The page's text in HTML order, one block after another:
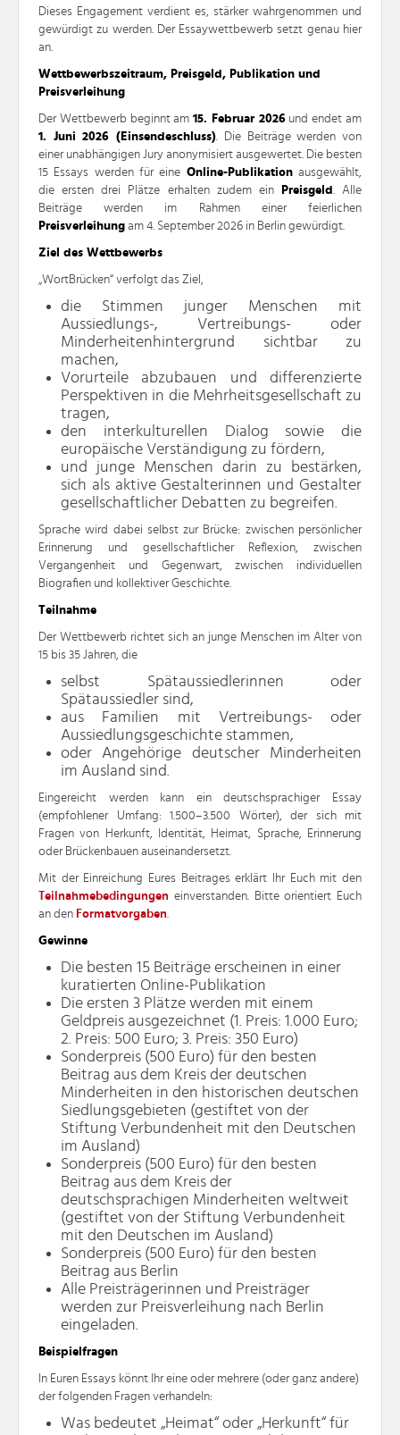
Dieses Engagement verdient es, stärker wahrgenommen und
gewürdigt zu werden. Der Essaywettbewerb setzt genau hier
an.
Wettbewerbszeitraum, Preisgeld, Publikation und
Preisverleihung
Der Wettbewerb beginnt am15. Februar 2026und endet am
1. Juni 2026 (Einsendeschluss). Die Beiträge werden von
einer unabhängigen Jury anonymisiert ausgewertet. Die besten
15 Essays werden für eine Online-Publikationausgewählt,
die ersten drei Plätze erhalten zudem ein
Preisgeld . Alle
Beiträge werden im Rahmen einer feierlichen
Preisverleihung am 4. September 2026 in Berlin gewürdigt.
Ziel des Wettbewerbs
„WortBrücken“ verfolgt das Ziel,
die Stimmen junger Menschen mit
Aussiedlungs-, Vertreibungs- oder
Minderheitenhintergrund sichtbar zu
machen,
Vorurteile abzubauen und differenzierte
Perspektiven in die Mehrheitsgesellschaft zu
tragen,
den interkulturellen Dialog sowie die
europäische Verständigung zu fördern,
und junge Menschen darin zu bestärken,
sich als aktive Gestalterinnen und Gestalter
gesellschaftlicher Debatten zu begreifen.
Sprache wird dabei selbst zur Brücke: zwischen persönlicher
Erinnerung und gesellschaftlicher Reflexion, zwischen
Vergangenheit und Gegenwart, zwischen individuellen
Biografien und kollektiver Geschichte.
Teilnahme
Der Wettbewerb richtet sich an junge Menschen im Alter von
15 bis 35 Jahren, die
selbst Spätaussiedlerinnen oder
Spätaussiedler sind,
aus Familien mit Vertreibungs- oder
Aussiedlungsgeschichte stammen,
oder Angehörige deutscher Minderheiten
im Ausland sind.
Eingereicht werden kann ein deutschsprachiger Essay
(empfohlener Umfang: 1.500–3.500 Wörter), der sich mit
Fragen von Herkunft, Identität, Heimat, Sprache, Erinnerung
oder Brückenbauen auseinandersetzt.
Mit der Einreichung Eures Beitrages erklärt Ihr Euch mit den
Teilnahmebedingungen einverstanden. Bitte orientiert Euch
an den Formatvorgaben.
Gewinne
Die besten 15 Beiträge erscheinen in einer
kuratierten Online-Publikation
Die ersten 3 Plätze werden mit einem
Geldpreis ausgezeichnet (1. Preis: 1.000 Euro;
2. Preis: 500 Euro; 3. Preis: 350 Euro)
Sonderpreis (500 Euro) für den besten
Beitrag aus dem Kreis der deutschen
Minderheiten in den historischen deutschen
Siedlungsgebieten (gestiftet von der
Stiftung Verbundenheit mit den Deutschen
im Ausland)
Sonderpreis (500 Euro) für den besten
Beitrag aus dem Kreis der
deutschsprachigen Minderheiten weltweit
(gestiftet von der Stiftung Verbundenheit
mit den Deutschen im Ausland)
Sonderpreis (500 Euro) für den besten
Beitrag aus Berlin
Alle Preisträgerinnen und Preisträger
werden zur Preisverleihung nach Berlin
eingeladen.
Beispielfragen
In Euren Essays könnt Ihr eine oder mehrere (oder ganz andere)
der folgenden Fragen verhandeln:
Was bedeutet „Heimat“ oder „Herkunft“ für